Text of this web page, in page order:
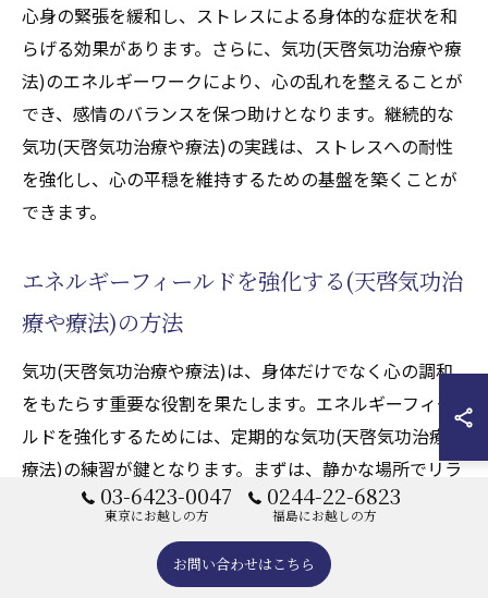
心身の緊張を緩和し、ストレスによる身体的な症状を和
らげる効果があります。さらに、気功(天啓気功治療や療
法)のエネルギーワークにより、心の乱れを整えることが
でき、感情のバランスを保つ助けとなります。継続的な
気功(天啓気功治療や療法)の実践は、ストレスへの耐性
を強化し、心の平穏を維持するための基盤を築くことが
できます。
エネルギーフィールドを強化する(天啓気功治
療や療法)の方法
気功(天啓気功治療や療法)は、身体だけでなく心の調和
をもたらす重要な役割を果たします。エネルギーフィー
ルドを強化するためには、定期的な気功(天啓気功治療や
療法)の練習が鍵となります。まずは、静かな場所でリラ
ックスし、深呼吸を行うことから始めましょう。このと
意識的に整えていくことが大切です。また、ポジティブ
03-6423-0047
東京にお越しの方
0244-22-6823
福島にお越しの方
お問い合わせはこちら